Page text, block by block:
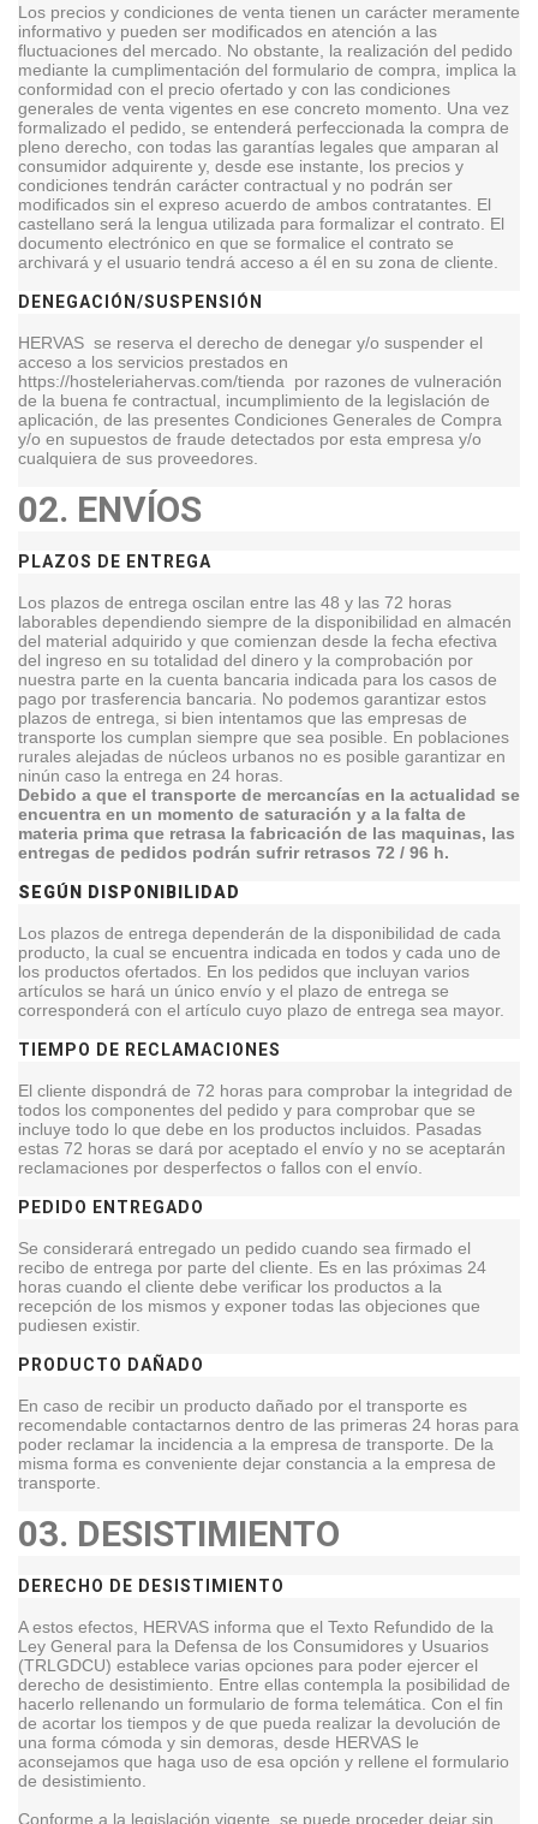
Los precios y condiciones de venta tienen un carácter meramente
informativo y pueden ser modificados en atención a las
fluctuaciones del mercado. No obstante, la realización del pedido
mediante la cumplimentación del formulario de compra, implica la
conformidad con el precio ofertado y con las condiciones
generales de venta vigentes en ese concreto momento. Una vez
formalizado el pedido, se entenderá perfeccionada la compra de
pleno derecho, con todas las garantías legales que amparan al
consumidor adquirente y, desde ese instante, los precios y
condiciones tendrán carácter contractual y no podrán ser
modificados sin el expreso acuerdo de ambos contratantes. El
castellano será la lengua utilizada para formalizar el contrato. El
documento electrónico en que se formalice el contrato se
archivará y el usuario tendrá acceso a él en su zona de cliente.
DENEGACIÓN/SUSPENSIÓN
HERVAS se reserva el derecho de denegar y/o suspender el
acceso a los servicios prestados en
https://hosteleriahervas.com/tienda por razones de vulneración
de la buena fe contractual, incumplimiento de la legislación de
aplicación, de las presentes Condiciones Generales de Compra
y/o en supuestos de fraude detectados por esta empresa y/o
cualquiera de sus proveedores.
02. ENVÍOS
PLAZOS DE ENTREGA
Los plazos de entrega oscilan entre las 48 y las 72 horas
laborables dependiendo siempre de la disponibilidad en almacén
del material adquirido y que comienzan desde la fecha efectiva
del ingreso en su totalidad del dinero y la comprobación por
nuestra parte en la cuenta bancaria indicada para los casos de
pago por trasferencia bancaria. No podemos garantizar estos
plazos de entrega, si bien intentamos que las empresas de
transporte los cumplan siempre que sea posible. En poblaciones
rurales alejadas de núcleos urbanos no es posible garantizar en
ninún caso la entrega en 24 horas.
Debido a que el transporte de mercancías en la actualidad se
encuentra en un momento de saturación y a la falta de
materia prima que retrasa la fabricación de las maquinas, las
entregas de pedidos podrán sufrir retrasos 72 / 96 h.
SEGÚN DISPONIBILIDAD
Los plazos de entrega dependerán de la disponibilidad de cada
producto, la cual se encuentra indicada en todos y cada uno de
los productos ofertados. En los pedidos que incluyan varios
artículos se hará un único envío y el plazo de entrega se
corresponderá con el artículo cuyo plazo de entrega sea mayor.
TIEMPO DE RECLAMACIONES
El cliente dispondrá de 72 horas para comprobar la integridad de
todos los componentes del pedido y para comprobar que se
incluye todo lo que debe en los productos incluidos. Pasadas
estas 72 horas se dará por aceptado el envío y no se aceptarán
reclamaciones por desperfectos o fallos con el envío.
PEDIDO ENTREGADO
Se considerará entregado un pedido cuando sea firmado el
recibo de entrega por parte del cliente. Es en las próximas 24
horas cuando el cliente debe verificar los productos a la
recepción de los mismos y exponer todas las objeciones que
pudiesen existir.
PRODUCTO DAÑADO
En caso de recibir un producto dañado por el transporte es
recomendable contactarnos dentro de las primeras 24 horas para
poder reclamar la incidencia a la empresa de transporte. De la
misma forma es conveniente dejar constancia a la empresa de
transporte.
03. DESISTIMIENTO
DERECHO DE DESISTIMIENTO
A estos efectos, HERVAS informa que el Texto Refundido de la
Ley General para la Defensa de los Consumidores y Usuarios
(TRLGDCU) establece varias opciones para poder ejercer el
derecho de desistimiento. Entre ellas contempla la posibilidad de
hacerlo rellenando un formulario de forma telemática. Con el fin
de acortar los tiempos y de que pueda realizar la devolución de
una forma cómoda y sin demoras, desde HERVAS le
aconsejamos que haga uso de esa opción y rellene el formulario
de desistimiento.
Conforme a la legislación vigente, se puede proceder dejar sin